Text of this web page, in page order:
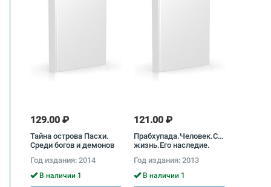
129.00 ₽
Тайна острова Пасхи.
Среди богов и демонов
Год издания: 2014
В наличии 1
121.00 ₽
Прабхупада.Человек.Святой.Его
жизнь.Его наследие.
Абхай Чаранаравинда
Бхактиведанта Свами
Прабхупада
Год издания: 2013
В наличии 1